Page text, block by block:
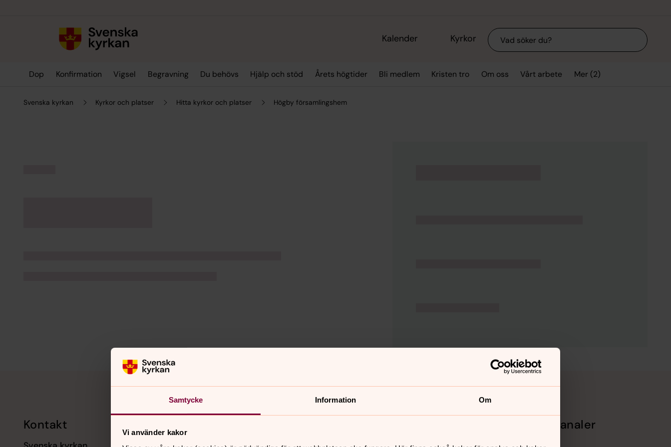
Samtycke Information Om
Vi använder kakor
Kalender Kyrkor Sök
Dop Konfirmation Vigsel Begravning Du behövs Hjälp och stöd Årets högtider Bli medlem Kristen tro Om oss Vårt arbete Mer (2)
Svenska kyrkan Kyrkor och platser Hitta kyrkor och platser Högby församlingshem
Kontakt Sociala kanaler